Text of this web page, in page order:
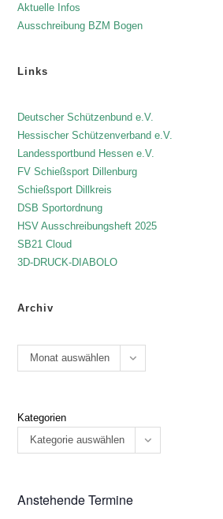
Aktuelle Infos
Ausschreibung BZM Bogen
Links
Deutscher Schützenbund e.V.
Hessischer Schützenverband e.V.
Landessportbund Hessen e.V.
FV Schießsport Dillenburg
Schießsport Dillkreis
DSB Sportordnung
HSV Ausschreibungsheft 2025
SB21 Cloud
3D-DRUCK-DIABOLO
Archiv
Monat auswählen
Kategorien
Kategorie auswählen
Anstehende Termine